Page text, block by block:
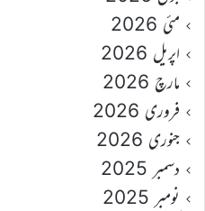
مئی 2026
اپریل 2026
مارچ 2026
فروری 2026
جنوری 2026
دسمبر 2025
نومبر 2025